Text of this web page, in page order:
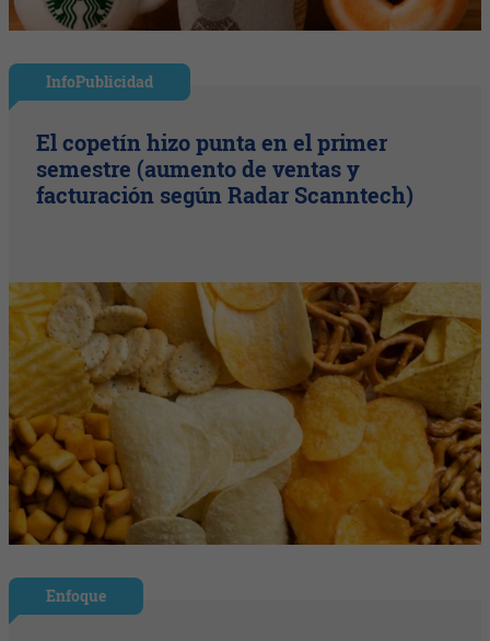
InfoPublicidad
El copetín hizo punta en el primer
semestre (aumento de ventas y
facturación según Radar Scanntech)
Enfoque